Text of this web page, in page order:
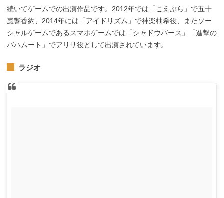
続いてゲームでの出演作品です。2012年では「こえぷら」で五十
嵐響香約、2014年には「アイドリズム」で神楽柚希役、またソー
シャルゲームであるスマホゲームでは「シャドウバース」「進撃の
バハムート」でアリサ役として出演されています。
ラジオ